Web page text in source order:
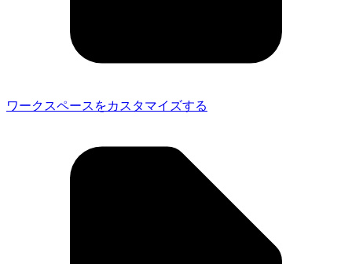
ワークスペースをカスタマイズする